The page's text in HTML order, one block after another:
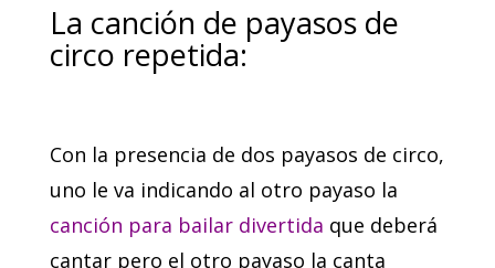
La canción de payasos de
circo repetida:
Con la presencia de dos payasos de circo,
uno le va indicando al otro payaso la
canción para bailar divertida que deberá
cantar pero el otro payaso la canta